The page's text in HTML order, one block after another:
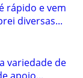
rápido e vem
diversas...
variedade de